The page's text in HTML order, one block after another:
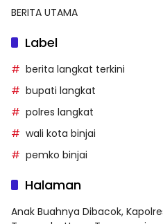
BERITA UTAMA
Label
berita langkat terkini
bupati langkat
polres langkat
wali kota binjai
pemko binjai
Halaman
Anak Buahnya Dibacok,